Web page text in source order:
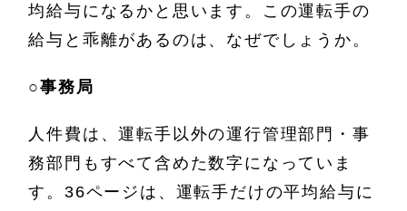
均給与になるかと思います。この運転手の
給与と乖離があるのは、なぜでしょうか。
○事務局
人件費は、運転手以外の運行管理部門・事
務部門もすべて含めた数字になっていま
す。36ページは、運転手だけの平均給与に